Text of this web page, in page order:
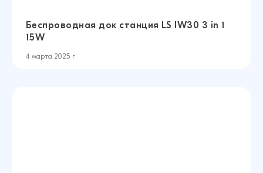
Беспроводная док станция LS IW30 3 in 1
15W
4 марта 2025 г